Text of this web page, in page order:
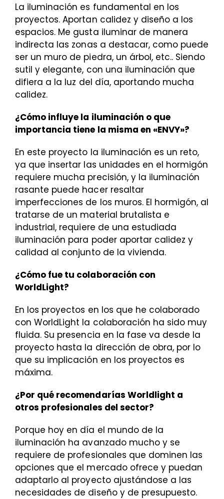
La iluminación es fundamental en los
proyectos. Aportan calidez y diseño a los
espacios. Me gusta iluminar de manera
indirecta las zonas a destacar, como puede
ser un muro de piedra, un árbol, etc.. Siendo
sutil y elegante, con una iluminación que
difiera a la luz del día, aportando mucha
calidez.
¿Cómo influye la iluminación o que
importancia tiene la misma en «ENVY»?
En este proyecto la iluminación es un reto,
ya que insertar las unidades en el hormigón
requiere mucha precisión, y la iluminación
rasante puede hacer resaltar
imperfecciones de los muros. El hormigón, al
tratarse de un material brutalista e
industrial, requiere de una estudiada
iluminación para poder aportar calidez y
calidad al conjunto de la vivienda.
¿Cómo fue tu colaboración con
WorldLight?
En los proyectos en los que he colaborado
con WorldLight la colaboración ha sido muy
fluida. Su presencia en la fase va desde la
proyecto hasta la dirección de obra, por lo
que su implicación en los proyectos es
máxima.
¿Por qué recomendarías Worldlight a
otros profesionales del sector?
Porque hoy en día el mundo de la
iluminación ha avanzado mucho y se
requiere de profesionales que dominen las
opciones que el mercado ofrece y puedan
adaptarlo al proyecto ajustándose a las
necesidades de diseño y de presupuesto.